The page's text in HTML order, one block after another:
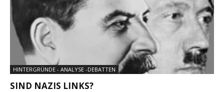
HINTERGRÜNDE - ANALYSE -DEBATTEN
SIND NAZIS LINKS?